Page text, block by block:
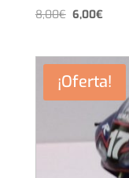
8,00€El
era:
8,00€.
6,00€El
es:
6,00€.
¡Oferta!